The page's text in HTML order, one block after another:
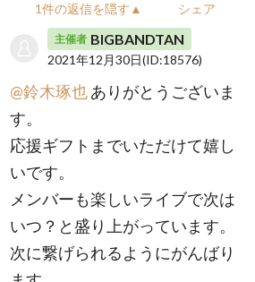
1件の返信を隠す▲ シェア
主催者 BIGBANDTAN
2021年12月30日(ID:18576)
@鈴木琢也ありがとうございま
す。
応援ギフトまでいただけて嬉し
いです。
メンバーも楽しいライブで次は
いつ？と盛り上がっています。
次に繋げられるようにがんばり